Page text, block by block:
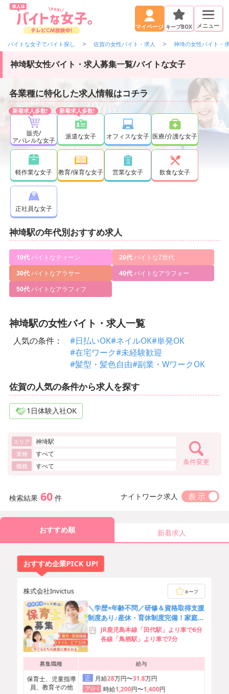
マイページ キープBOX メニュー
バイトな女子でバイト探し 佐賀の女性バイト・求人 神埼の女性バイト・
神埼駅女性バイト・求人募集一覧/バイトな女子
各業種に特化した求人情報はコチラ
販売/
アパレルな女子
派遣な女子 オフィスな女子 医療/介護な女子
軽作業な女子 教育/保育な女子 営業な女子 飲食な女子
正社員な女子
神埼駅の年代別おすすめ求人
10代バイトなティーン 20代バイトなZ世代
30代バイトなアラサー 40代バイトなアラフォー
50代バイトなアラフィフ
神埼駅の女性バイト・求人一覧
人気の条件： #日払いOK#ネイルOK#単発OK
#在宅ワーク#未経験歓迎
#髪型・髪色自由#副業・WワークOK
佐賀の人気の条件から求人を探す
1日体験入社OK
エリア 神埼駅
業種 すべて
職種 すべて 条件変更
検索結果 60 件 ナイトワーク求人
おすすめ順 新着求人
おすすめ企業PICK UP!
株式会社Invictus キープ
＼学歴×年齢不問／研修＆資格取得支援
制度あり♪産休・育休制度完備！家庭都
合休可能◎即日勤務OK
JR鹿児島本線「田代駅」より車で6分
各線「鳥栖駅」より車で7分
募集職種 給与
保育士、児童指導
員、教育その他
正 月給28万円〜31.8万円
ア/パ 時給1,200円〜1,400円